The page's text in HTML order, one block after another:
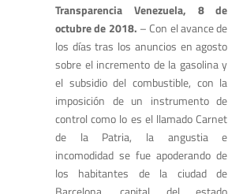
Transparencia Venezuela, 8 de
octubre de 2018. –Con el avance de
los días tras los anuncios en agosto
sobre el incremento de la gasolina y
el subsidio del combustible, con la
imposición de un instrumento de
control como lo es el llamadoCarnet
de la Patria, la angustia e
incomodidadse fue apoderandode
los habitantes de la ciudad de